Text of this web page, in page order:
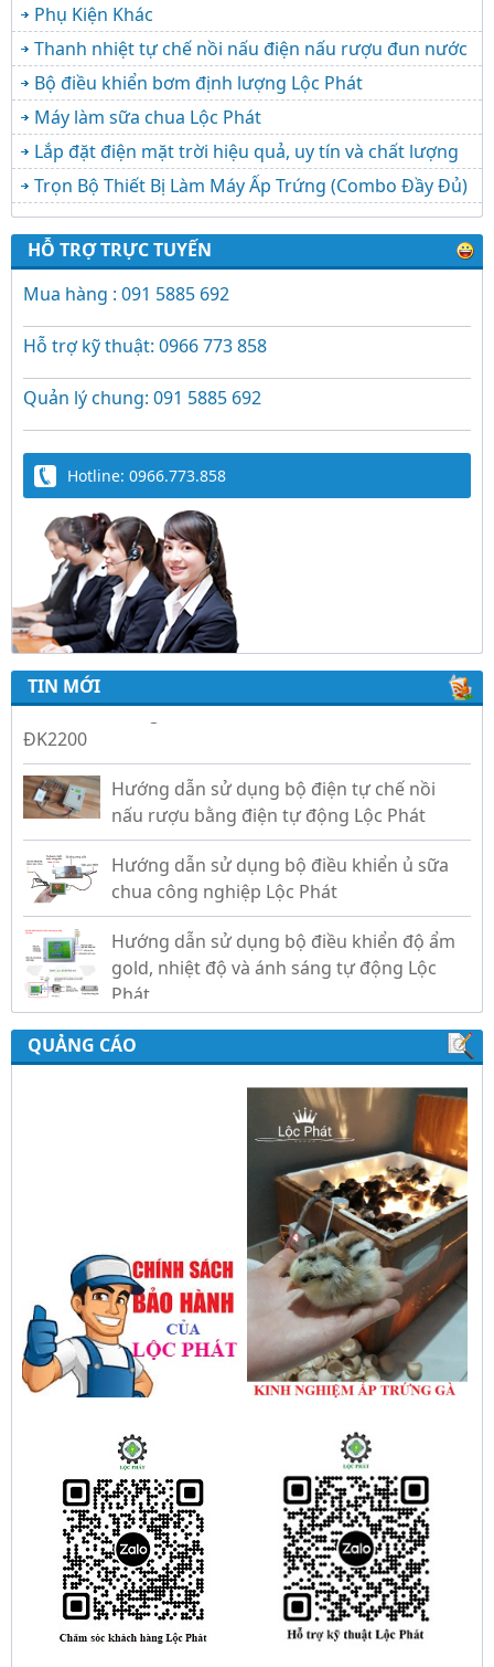
Phụ Kiện Khác
Thanh nhiệt tự chế nồi nấu điện nấu rượu đun nước
Bộ điều khiển bơm định lượng Lộc Phát
Máy làm sữa chua Lộc Phát
Lắp đặt điện mặt trời hiệu quả, uy tín và chất lượng
Trọn Bộ Thiết Bị Làm Máy Ấp Trứng (Combo Đầy Đủ)
HỖ TRỢ TRỰC TUYẾN
Mua hàng : 091 5885 692
Hỗ trợ kỹ thuật: 0966 773 858
Quản lý chung: 091 5885 692
Hotline: 0966.773.858
TIN MỚI
Trứng Giả Lộc Phát Có Nước - Giải Pháp Ấp
Hiệu Quả Cho Gà, Vịt, Bồ Câu
Video hướng dẫn cài đặt bộ điều khiển ấp
trứng Lộc Phát ĐK880, DK2200, ĐKMACN,
ĐK2200
nấu rượu bằng điện tự động Lộc Phát
Hướng dẫn sử dụng bộ điều khiển ủ sữa
chua công nghiệp Lộc Phát
Hướng dẫn sử dụng bộ điều khiển độ ẩm
gold, nhiệt độ và ánh sáng tự động Lộc
Phát
QUẢNG CÁO